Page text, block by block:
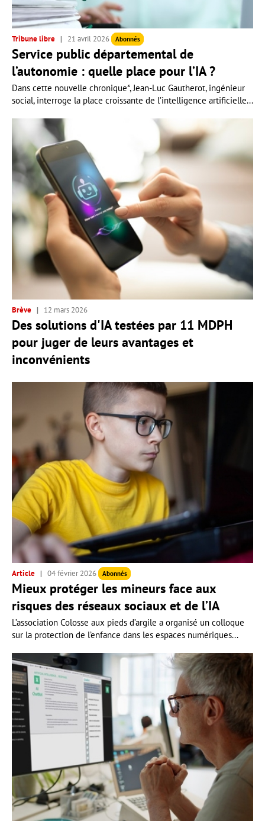
Tribune libre 21 avril 2026 Abonnés
Service public départemental de
l’autonomie : quelle place pour l’IA ?
Dans cette nouvelle chronique*, Jean-Luc Gautherot, ingénieur
social, interroge la place croissante de l’intelligence artificielle...
Brève 12 mars 2026
Des solutions d'IA testées par 11 MDPH
pour juger de leurs avantages et
inconvénients
Article 04 février 2026 Abonnés
Mieux protéger les mineurs face aux
risques des réseaux sociaux et de l’IA
L’association Colosse aux pieds d’argile a organisé un colloque
sur la protection de l’enfance dans les espaces numériques...